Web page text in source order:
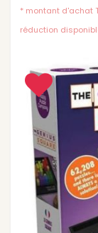
* montant d'achat
réduction